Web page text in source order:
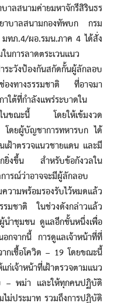
สนามค่ายมหาจักรีสิรินธร
ลสนามกองทัพบก กรม
ทภ.4/ผอ.รมน.ภาค 4 ได้สั่ง
นการลาดตระเวนแนว
ระวังป้องกันสกัดกั้นผู้ลักลอบ
ช่องทางธรรมชาติ ที่อาจมา
ใต้ที่กำลังแพร่ระบาดใน
ยู่ในขณะนี้ โดยให้เข้มงวด
โดยผู้บัญชาการทหารบก ได้
เฝ้าตรวจแนวชายแดน และมี
กยิ่งขึ้น สำหรับข้อกังวลใน
ารณ์ว่าอาจจะมีผู้ลักลอบ
ามพร้อมรองรับไว้หมดแล้ว
รมชาติ ในช่วงดังกล่าวแล้ว
ำชุมชน ดูแลอีกชั้นหนึ่งเพื่อ
กจากนี้ การดูแลเจ้าหน้าที่ที่
กเชื้อโควิด – 19 โดยขณะนี้
เจ้าหน้าที่เฝ้าตรวจตามแนว
– พม่า และให้ทุกคนปฏิบัติ
ม่ประมาท รวมถึงการปฏิบัติ